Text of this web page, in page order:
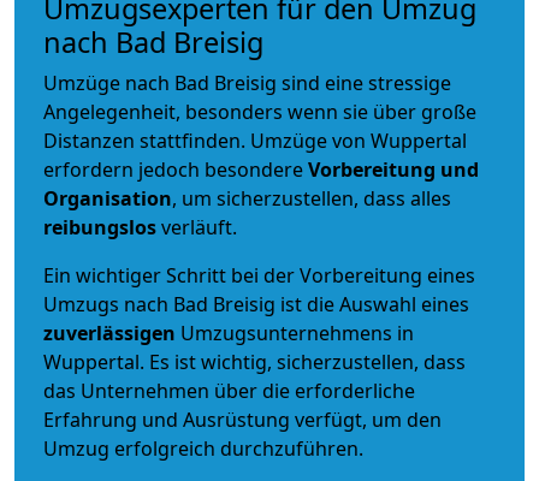
Umzugsexperten für den Umzug
nach Bad Breisig
Umzüge nach Bad Breisig sind eine stressige
Angelegenheit, besonders wenn sie über große
Distanzen stattfinden. Umzüge von Wuppertal
erfordern jedoch besondereVorbereitung und
Organisation, um sicherzustellen, dass alles
reibungslosverläuft.
Ein wichtiger Schritt bei der Vorbereitung eines
Umzugs nach Bad Breisig ist die Auswahl eines
zuverlässigen Umzugsunternehmens in
Wuppertal. Es ist wichtig, sicherzustellen, dass
das Unternehmen über die erforderliche
Erfahrung und Ausrüstung verfügt, um den
Umzug erfolgreich durchzuführen.